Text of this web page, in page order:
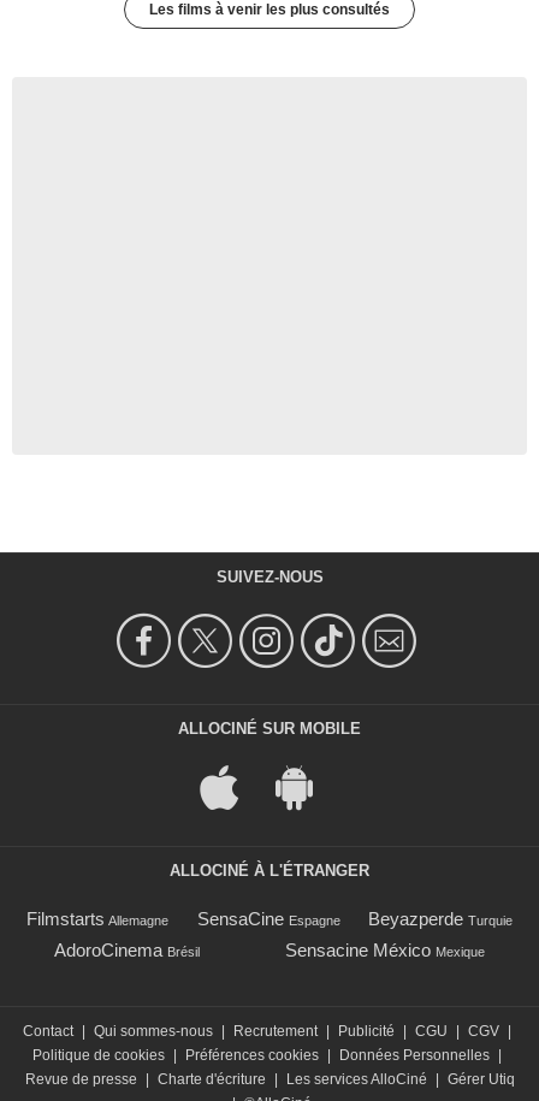
Les films à venir les plus consultés
SUIVEZ-NOUS
ALLOCINÉ SUR MOBILE
ALLOCINÉ À L'ÉTRANGER
Filmstarts Allemagne SensaCine Espagne Beyazperde Turquie
AdoroCinema Brésil Sensacine México Mexique
Contact Qui sommes-nous Recrutement Publicité CGU CGV
Politique de cookies
Préférences cookies Données Personnelles
Revue de presse
Charte d'écriture Les services AlloCiné
Gérer Utiq